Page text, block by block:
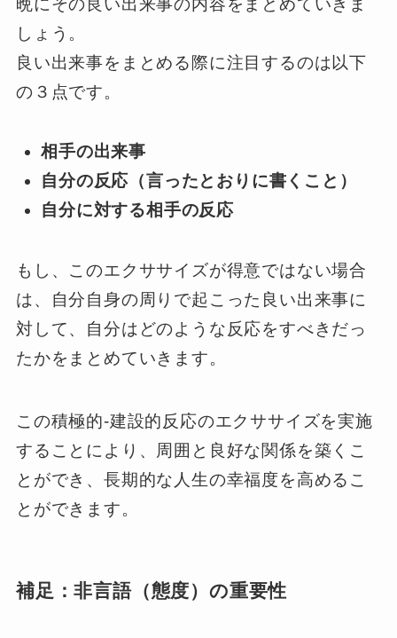
しょう。
良い出来事をまとめる際に注目するのは以下
の３点です。
相手の出来事
自分の反応（言ったとおりに書くこと）
自分に対する相手の反応
もし、このエクササイズが得意ではない場合
は、自分自身の周りで起こった良い出来事に
対して、自分はどのような反応をすべきだっ
たかをまとめていきます。
この積極的‐建設的反応のエクササイズを実施
することにより、周囲と良好な関係を築くこ
とができ、長期的な人生の幸福度を高めるこ
とができます。
補足：非言語（態度）の重要性